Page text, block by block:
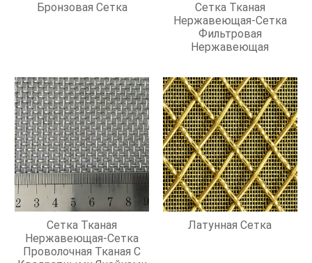
Бронзовая Сетка
Сетка Тканая
Нержавеющая-Сетка
Фильтровая
Нержавеющая
Сетка Тканая
Нержавеющая-Сетка
Проволочная Тканая С
Латунная Сетка